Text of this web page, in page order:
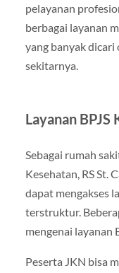
pelayanan
berbagai layanan
yang banyak dicari
sekitarnya.
Layanan BPJS
Sebagai rumah
Kesehatan, RS St.
dapat mengakses
terstruktur.
mengenai layanan
Peserta JKN bisa